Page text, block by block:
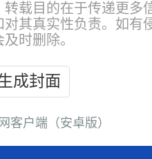
载目的在于传递更多
其真实性负责。如有
时删除。
成封面
客户端（安卓版）